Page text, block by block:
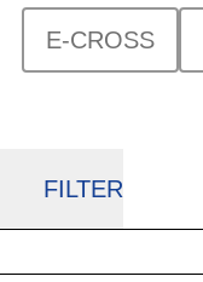
E-CROSS
FILTER